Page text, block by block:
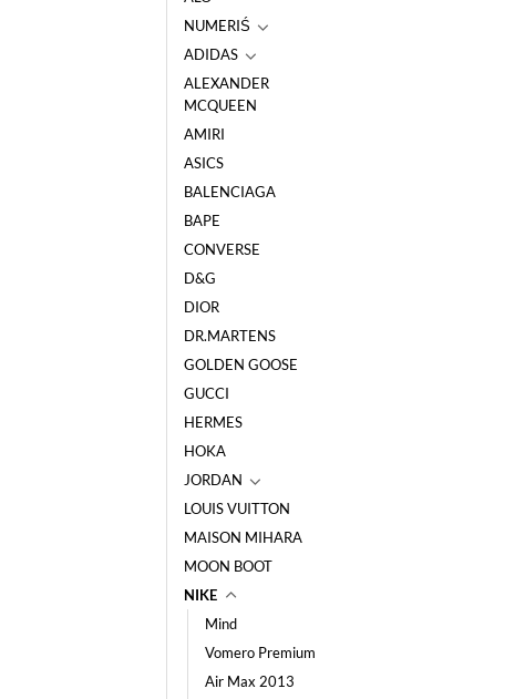
NUMERIŚ
ADIDAS
ALEXANDER
MCQUEEN
AMIRI
ASICS
BALENCIAGA
BAPE
CONVERSE
D&G
DIOR
DR.MARTENS
GOLDEN GOOSE
GUCCI
HERMES
HOKA
JORDAN
LOUIS VUITTON
MAISON MIHARA
MOON BOOT
NIKE
Mind
Vomero Premium
Air Max 2013